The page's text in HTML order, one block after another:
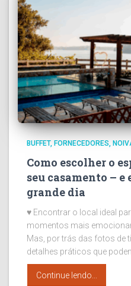
BUFFET FORNECEDORES
Como escolher o
seu casamento –
grande dia
♥ Encontrar o local ideal
momentos mais
Mas, por trás das fotos de
detalhes práticos que
Continue lendo...